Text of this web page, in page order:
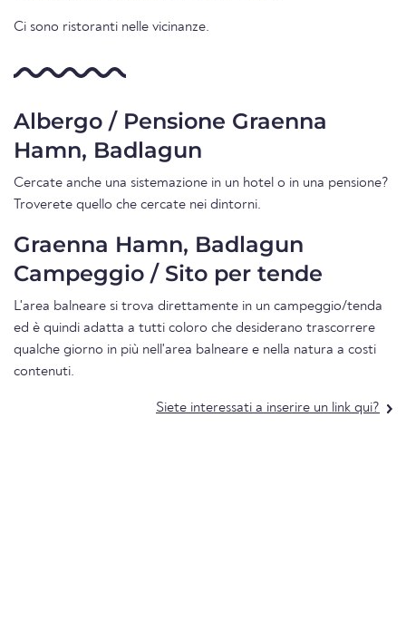
Ci sono ristoranti nelle vicinanze.
Albergo / Pensione Graenna
Hamn, Badlagun
Cercate anche una sistemazione in un hotel o in una pensione?
Troverete quello che cercate nei dintorni.
Graenna Hamn, Badlagun
Campeggio / Sito per tende
L'area balneare si trova direttamente in un campeggio/tenda
ed è quindi adatta a tutti coloro che desiderano trascorrere
qualche giorno in più nell'area balneare e nella natura a costi
contenuti.
Siete interessati a inserire un link qui?